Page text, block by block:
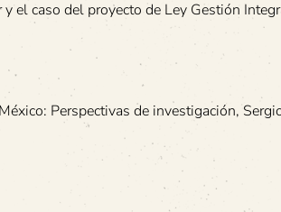
el caso del proyecto de Ley Gestión
Perspectivas de investigación,